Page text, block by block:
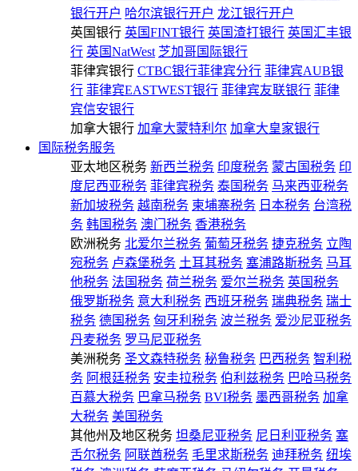
银行开户 哈尔滨银行开户 龙江银行开户
英国银行 英国FINT银行 英国渣打银行 英国汇丰银
行 英国NatWest 芝加哥国际银行
菲律宾银行 CTBC银行菲律宾分行 菲律宾AUB银
行 菲律宾EASTWEST银行 菲律宾友联银行 菲律
宾信安银行
加拿大银行 加拿大蒙特利尔 加拿大皇家银行
国际税务服务
亚太地区税务 新西兰税务 印度税务 蒙古国税务 印
度尼西亚税务 菲律宾税务 泰国税务 马来西亚税务
新加坡税务 越南税务 柬埔寨税务 日本税务 台湾税
务 韩国税务 澳门税务 香港税务
欧洲税务 北爱尔兰税务 葡萄牙税务 捷克税务 立陶
宛税务 卢森堡税务 土耳其税务 塞浦路斯税务 马耳
他税务 法国税务 荷兰税务 爱尔兰税务 英国税务
俄罗斯税务 意大利税务 西班牙税务 瑞典税务 瑞士
税务 德国税务 匈牙利税务 波兰税务 爱沙尼亚税务
丹麦税务 罗马尼亚税务
美洲税务 圣文森特税务 秘鲁税务 巴西税务 智利税
务 阿根廷税务 安圭拉税务 伯利兹税务 巴哈马税务
百慕大税务 巴拿马税务 BVI税务 墨西哥税务 加拿
大税务 美国税务
其他州及地区税务 坦桑尼亚税务 尼日利亚税务 塞
舌尔税务 阿联酋税务 毛里求斯税务 迪拜税务 纽埃